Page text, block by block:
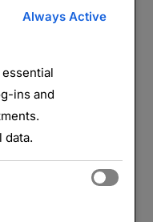
Hauts de
village, 29 juillet
construit autour
au nord de
un point fort
des violents tirs
lors de la
Always Active
ins and
data.